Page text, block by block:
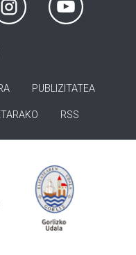
PUBLIZITATEA
RSS